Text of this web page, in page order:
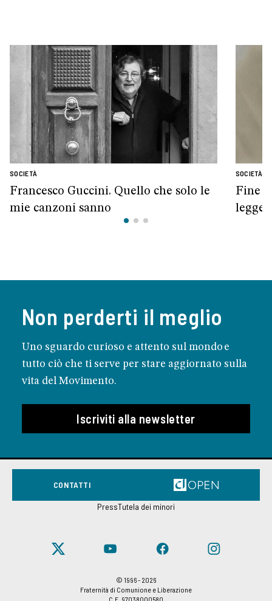
SOCIETÀ
Francesco Guccini. Quello che solo le
mie canzoni sanno
SOCIETÀ
Fine
legge
Non perderti il meglio
Uno sguardo curioso e attento sul mondo e
tutto ciò che ti serve per stare aggiornato sulla
vita del Movimento.
Iscriviti alla newsletter
CONTATTI
PressTutela dei minori
© 1996 - 2026
Fraternità di Comunione e Liberazione
C.F. 97038000580